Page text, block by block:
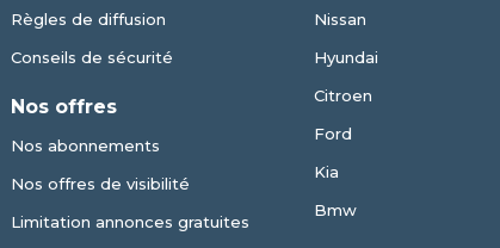
Règles de diffusion
Conseils de sécurité
Nos offres
Nos abonnements
Nos offres de visibilité
Limitation annonces gratuites
Nissan
Hyundai
Citroen
Ford
Kia
Bmw